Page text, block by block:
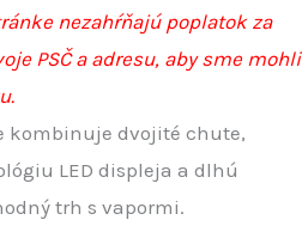
nezahŕňajú poplatok za
PSČ a adresu, aby sme mohli
kombinuje dvojité chute,
LED displeja a dlhú
trh s vapormi.